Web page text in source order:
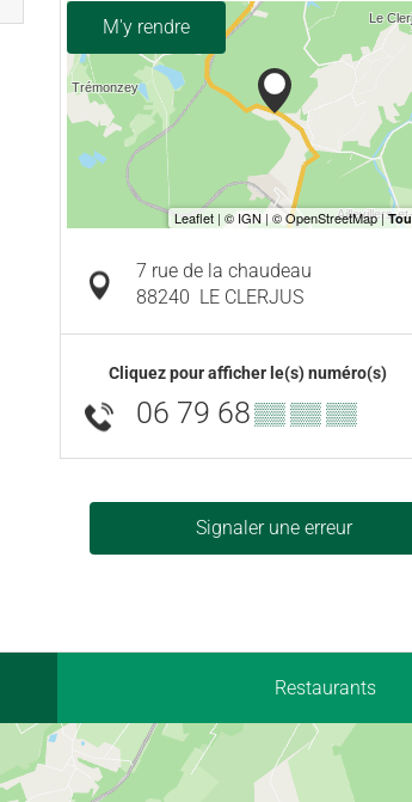
M'y rendre
7 rue de la chaudeau
88240 LE CLERJUS
Cliquez pour afficher le(s) numéro(s)
06 79 68▒▒ ▒▒ ▒▒
Signaler une erreur
Restaurants